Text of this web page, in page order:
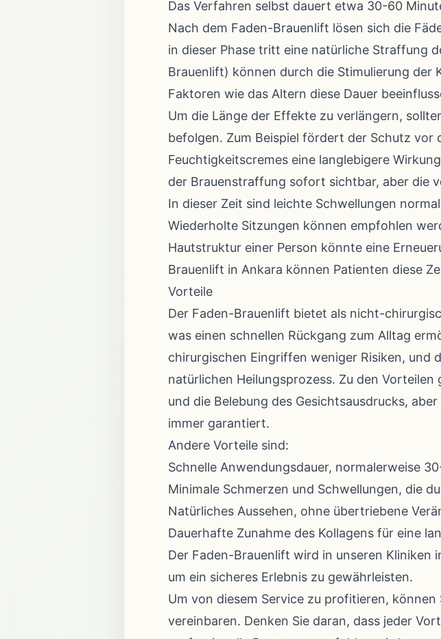
Das Verfahren selbst dauert etwa 30-60
Nach dem Faden-Brauenlift lösen sich die
in dieser Phase tritt eine natürliche Straffung
Brauenlift) können durch die Stimulierung der
Faktoren wie das Altern diese Dauer
Um die Länge der Effekte zu verlängern,
befolgen. Zum Beispiel fördert der Schutz vor
Feuchtigkeitscremes eine langlebigere
der Brauenstraffung sofort sichtbar, aber die
In dieser Zeit sind leichte Schwellungen
Wiederholte Sitzungen können empfohlen
Hautstruktur einer Person könnte eine
Brauenlift in Ankara können Patienten diese
Vorteile
Der Faden-Brauenlift bietet als nicht-
was einen schnellen Rückgang zum Alltag
chirurgischen Eingriffen weniger Risiken, und
natürlichen Heilungsprozess. Zu den
und die Belebung des Gesichtsausdrucks,
immer garantiert.
Andere Vorteile sind:
Schnelle Anwendungsdauer, normalerweise
Minimale Schmerzen und Schwellungen, die
Natürliches Aussehen, ohne übertriebene
Dauerhafte Zunahme des Kollagens für eine
Der Faden-Brauenlift wird in unseren
um ein sicheres Erlebnis zu gewährleisten.
Um von diesem Service zu profitieren, können
vereinbaren. Denken Sie daran, dass jeder